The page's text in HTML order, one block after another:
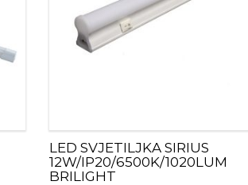
LED SVJETILJKA SIRIUS
12W/IP20/6500K/1020LUM
BRILIGHT